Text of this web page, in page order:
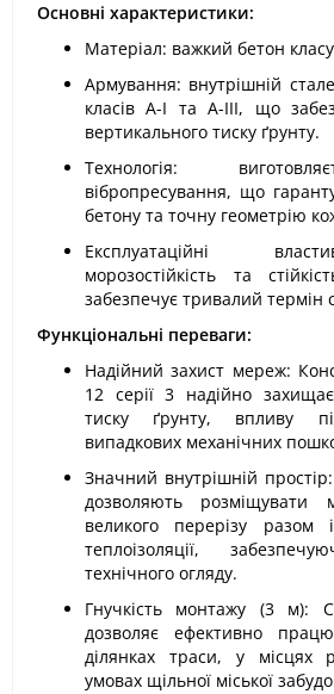
Основні характеристики:
Матеріал: важкий бетон
Армування: внутрішній
класів А-I та А-III, що
вертикального тиску ґрунту.
Технологія:
вібропресування, що
бетону та точну геометрію
Експлуатаційні
морозостійкість та
забезпечує тривалий термін
Функціональні переваги:
Надійний захист мереж:
12 серії 3 надійно
тиску ґрунту, впливу
випадкових механічних
Значний внутрішній
дозволяють розміщувати
великого перерізу
теплоізоляції,
технічного огляду.
Гнучкість монтажу (3 м):
дозволяє ефективно
ділянках траси, у місцях
умовах щільної міської